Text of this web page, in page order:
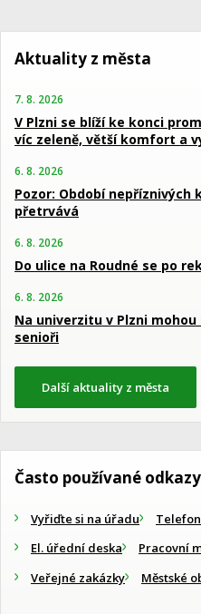
Aktuality z města
7. 8. 2026
V Plzni se blíží ke konci
víc zeleně, větší komfort a
6. 8. 2026
Pozor: Období
přetrvává
6. 8. 2026
Do ulice na Roudné se po
6. 8. 2026
Na univerzitu v Plzni
senioři
Další aktuality z města
Často používané odkazy
Vyřiďte si na úřadu
El. úřední deska
Pracovní
Veřejné zakázky
Městské